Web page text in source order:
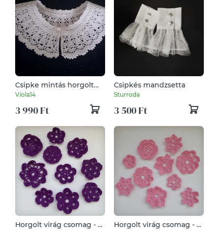
Csipke mintás horgolt
gallér fehér
Viola14
3 990 Ft
Csipkés mandzsetta
Sturroda
3 500 Ft
Horgolt virág csomag - 10
Horgolt virág csomag - 10